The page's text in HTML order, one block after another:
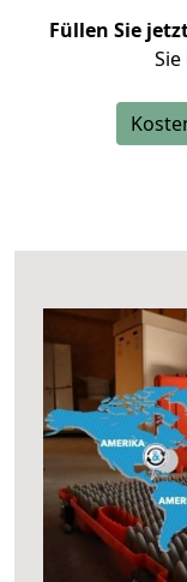
Füllen Sie